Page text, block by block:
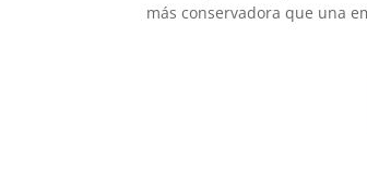
más conservadora que una